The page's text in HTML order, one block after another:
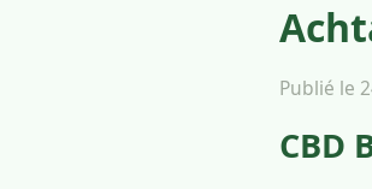
Publié le
CBD